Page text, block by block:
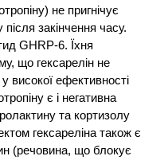
не пригнічує
закінчення часу.
GHRP-6. Їхня
що гексарелін не
високої ефективності
є і негативна
та кортизолу
гексареліна також є
(речовина, що блокує